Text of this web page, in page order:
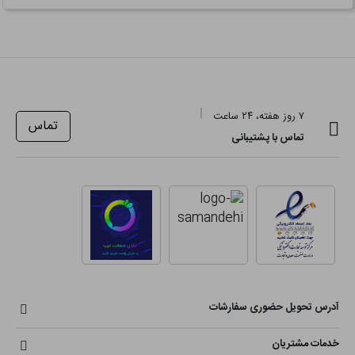
۷ روز هفته، ۲۴ ساعت
تماس با پشتیبانی
تماس
آدرس تحویل حضوری سفارشات
خدمات مشتریان